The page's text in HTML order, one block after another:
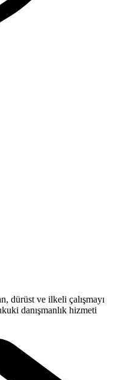
dürüst ve ilkeli çalışmayı
danışmanlık hizmeti